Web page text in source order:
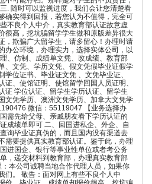
随时可以监视进度，我们会让您清楚看
确实得到回报，若您认为不值得，完全可
不良个人中介，真实教育部认证故意虚
很高，挖坑骗留学学生做和原版差异很大
，欺骗广大留学生，请多留心！办理时请
办公环境，办理实力，选择实体公司，以
、仿制、成绩单文凭、改成绩、教育部
、文凭、学历文凭、假文凭假毕业证假学
学位证书、毕业证文凭 、文凭毕业证、
证、使馆证明、使馆留学回国人员证明、
证 学位认证、留学生学历认证、留学生
文凭学历、澳洲文凭学历、加拿大文凭学
微信：55119047 【业务选择办
需先给父母、亲戚朋友看下学历认证的
成绩单即可 二、回国进私企、外企、自
询毕业证真伪的，而且国内没有渠道去
需要提供真实教育部认证。鉴于此，办理
进国企、银行等事业性单位或者考公务
，递交材料到教育部，办理真实教育部
本公司诚聘当地合作代理人员，如果你
们。 敬告：面对网上有些不良个人中